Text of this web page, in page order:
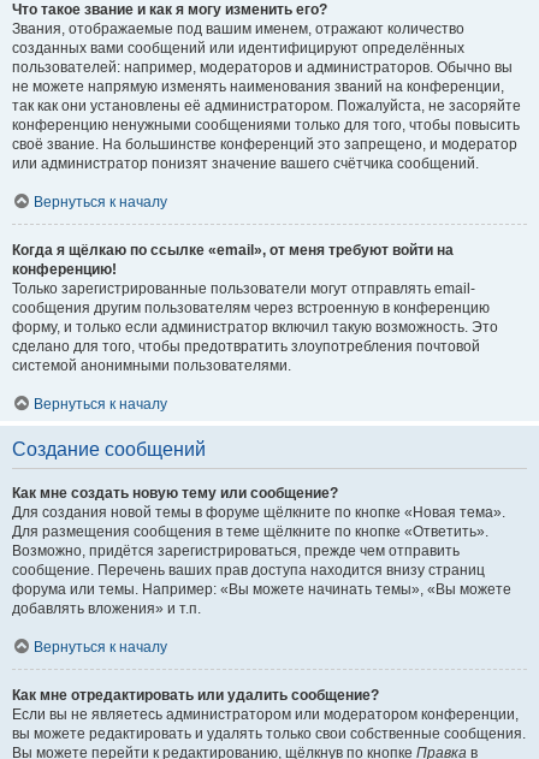
Что такое звание и как я могу изменить его?
Звания, отображаемые под вашим именем, отражают количество
созданных вами сообщений или идентифицируют определённых
пользователей: например, модераторов и администраторов. Обычно вы
не можете напрямую изменять наименования званий на конференции,
так как они установлены её администратором. Пожалуйста, не засоряйте
конференцию ненужными сообщениями только для того, чтобы повысить
своё звание. На большинстве конференций это запрещено, и модератор
или администратор понизят значение вашего счётчика сообщений.
Вернуться к началу
Когда я щёлкаю по ссылке «email», от меня требуют войти на
конференцию!
Только зарегистрированные пользователи могут отправлять email-
сообщения другим пользователям через встроенную в конференцию
форму, и только если администратор включил такую возможность. Это
сделано для того, чтобы предотвратить злоупотребления почтовой
системой анонимными пользователями.
Вернуться к началу
Создание сообщений
Как мне создать новую тему или сообщение?
Для создания новой темы в форуме щёлкните по кнопке «Новая тема».
Для размещения сообщения в теме щёлкните по кнопке «Ответить».
Возможно, придётся зарегистрироваться, прежде чем отправить
сообщение. Перечень ваших прав доступа находится внизу страниц
форума или темы. Например: «Вы можете начинать темы», «Вы можете
добавлять вложения» и т.п.
Вернуться к началу
Как мне отредактировать или удалить сообщение?
Если вы не являетесь администратором или модератором конференции,
вы можете редактировать и удалять только свои собственные сообщения.
Вы можете перейти к редактированию, щёлкнув по кнопке Правка в